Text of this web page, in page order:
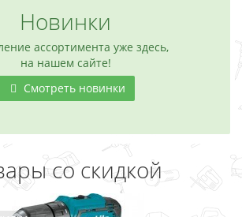
Новинки
ассортимента уже здесь,
на нашем сайте!
Смотреть новинки
со скидкой